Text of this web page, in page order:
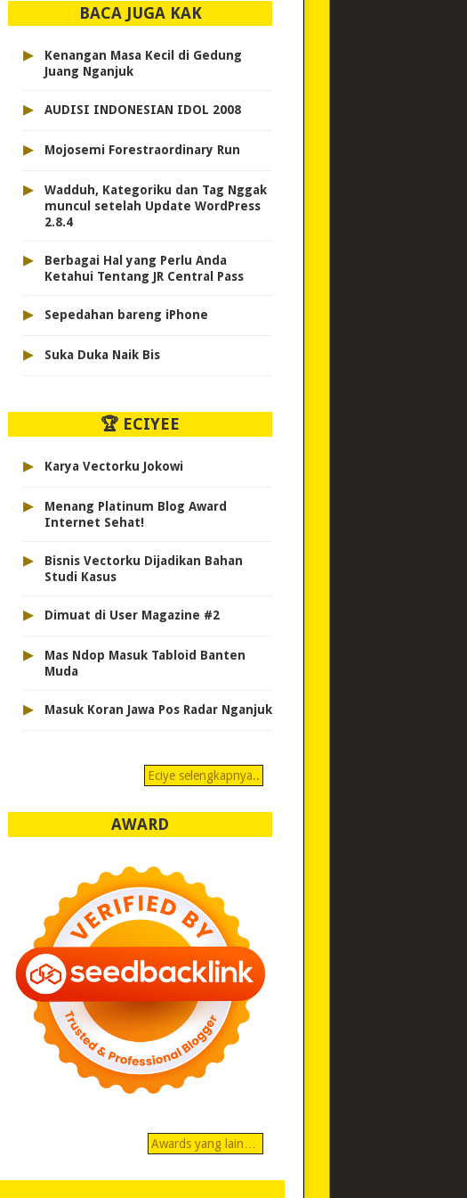
BACA JUGA KAK
▸
Kenangan Masa Kecil di Gedung
Juang Nganjuk
▸ AUDISI INDONESIAN IDOL 2008
▸ Mojosemi Forestraordinary Run
▸
Wadduh, Kategoriku dan Tag Nggak
muncul setelah Update WordPress
2.8.4
▸
Berbagai Hal yang Perlu Anda
Ketahui Tentang JR Central Pass
▸ Sepedahan bareng iPhone
▸ Suka Duka Naik Bis
🏆 ECIYEE
▸ Karya Vectorku Jokowi
▸
Menang Platinum Blog Award
Internet Sehat!
▸
Bisnis Vectorku Dijadikan Bahan
Studi Kasus
▸ Dimuat di User Magazine #2
▸
Mas Ndop Masuk Tabloid Banten
Muda
▸ Masuk Koran Jawa Pos Radar Nganjuk
Eciye selengkapnya..
AWARD
Awards yang lain…